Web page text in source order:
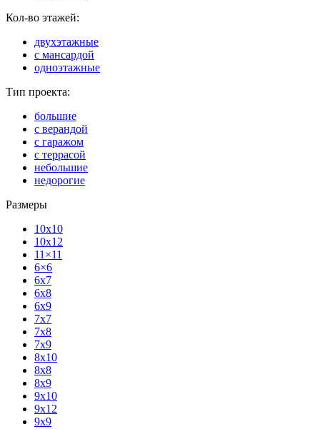
Кол-во этажей:
двухэтажные
с мансардой
одноэтажные
Тип проекта:
большие
с верандой
с гаражом
с террасой
небольшие
недорогие
Размеры
10x10
10x12
11×11
6×6
6x7
6x8
6x9
7x7
7x8
7x9
8x10
8x8
8x9
9x10
9x12
9x9